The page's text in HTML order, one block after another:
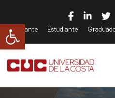
Abrir barra de
Aspirante Estudiante